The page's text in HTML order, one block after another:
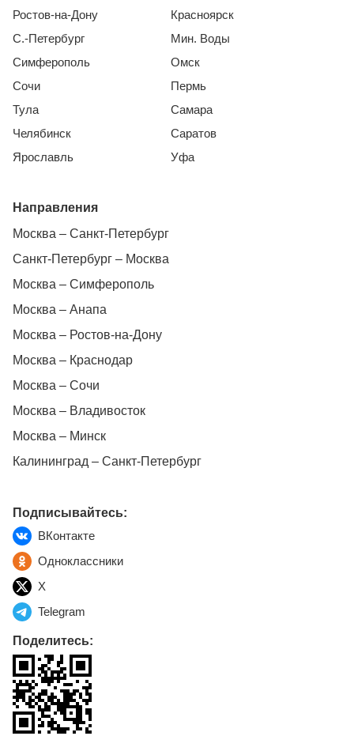
Ростов-на-Дону
С.-Петербург
Симферополь
Сочи
Тула
Челябинск
Ярославль
Красноярск
Мин. Воды
Омск
Пермь
Самара
Саратов
Уфа
Направления
Москва – Санкт-Петербург
Санкт-Петербург – Москва
Москва – Симферополь
Москва – Анапа
Москва – Ростов-на-Дону
Москва – Краснодар
Москва – Сочи
Москва – Владивосток
Москва – Минск
Калининград – Санкт-Петербург
Подписывайтесь:
ВКонтакте
Одноклассники
X
Telegram
Поделитесь: